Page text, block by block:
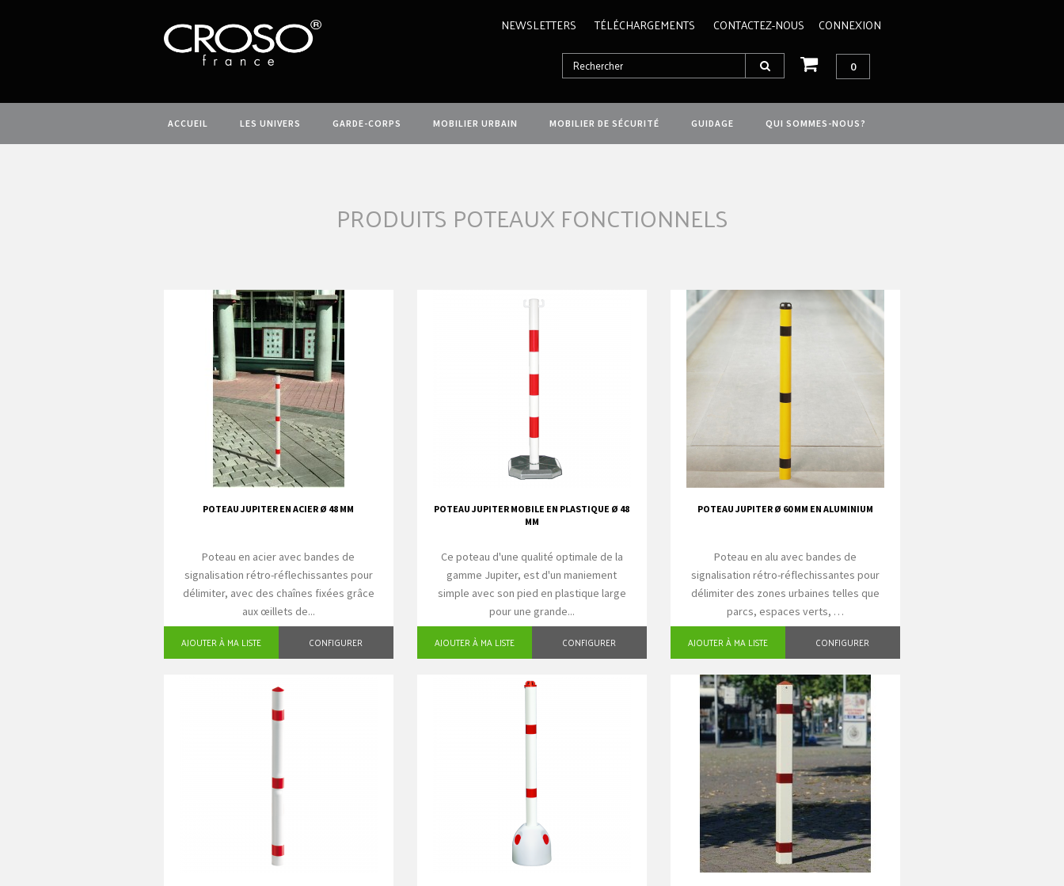
CONNEXION
NEWSLETTERS TÉLÉCHARGEMENTS CONTACTEZ-NOUS
0
ACCUEIL LES UNIVERS GARDE-CORPS MOBILIER URBAIN MOBILIER DE SÉCURITÉ GUIDAGE QUI SOMMES-NOUS?
PRODUITS POTEAUX FONCTIONNELS
POTEAU JUPITER EN ACIER Ø 48 MM
Poteau en acier avec bandes de
signalisation rétro-réflechissantes pour
délimiter, avec des chaînes fixées grâce
aux œillets de...
AJOUTER À MA LISTE CONFIGURER
POTEAU JUPITER MOBILE EN PLASTIQUE Ø 48
MM
Ce poteau d'une qualité optimale de la
gamme Jupiter, est d'un maniement
simple avec son pied en plastique large
pour une grande...
AJOUTER À MA LISTE CONFIGURER
POTEAU JUPITER Ø 60 MM EN ALUMINIUM
Poteau en alu avec bandes de
signalisation rétro-réflechissantes pour
délimiter des zones urbaines telles que
parcs, espaces verts, …
AJOUTER À MA LISTE CONFIGURER